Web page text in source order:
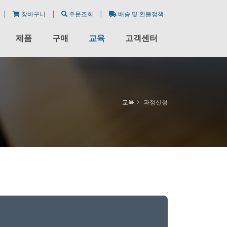
| 장바구니 | 주문조회 | 배송 및 환불정책
제품 구매 교육 고객센터
교육 과정신청